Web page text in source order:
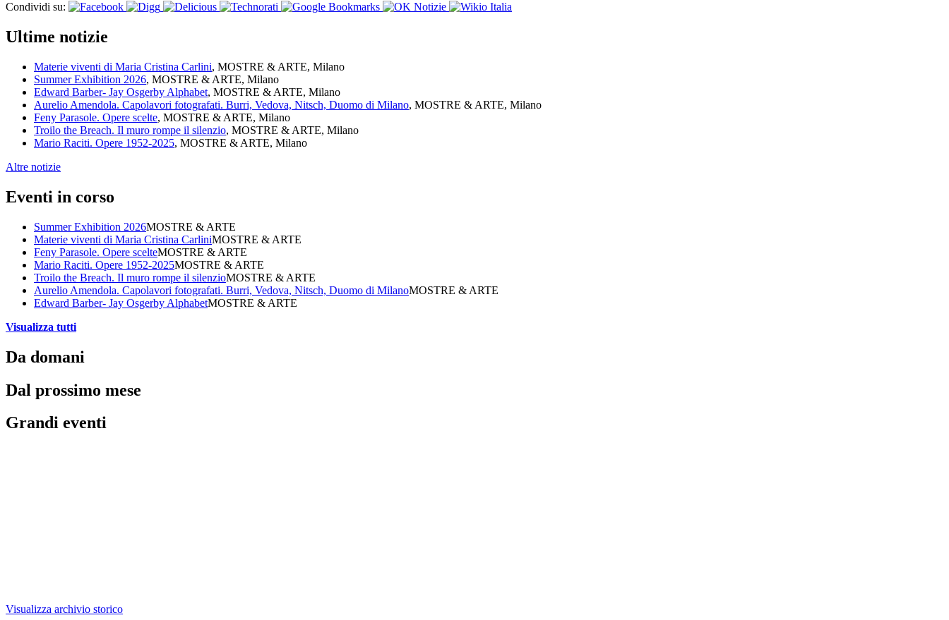
Condividi su:
Ultime notizie
Materie viventi di Maria Cristina Carlini, MOSTRE & ARTE, Milano
Summer Exhibition 2026, MOSTRE & ARTE, Milano
Edward Barber- Jay Osgerby Alphabet, MOSTRE & ARTE, Milano
Aurelio Amendola. Capolavori fotografati. Burri, Vedova, Nitsch, Duomo di Milano, MOSTRE & ARTE, Milano
Feny Parasole. Opere scelte, MOSTRE & ARTE, Milano
Troilo the Breach. Il muro rompe il silenzio, MOSTRE & ARTE, Milano
Mario Raciti. Opere 1952-2025, MOSTRE & ARTE, Milano
Altre notizie
Eventi in corso
Summer Exhibition 2026MOSTRE & ARTE
Materie viventi di Maria Cristina CarliniMOSTRE & ARTE
Feny Parasole. Opere scelteMOSTRE & ARTE
Mario Raciti. Opere 1952-2025MOSTRE & ARTE
Troilo the Breach. Il muro rompe il silenzioMOSTRE & ARTE
Aurelio Amendola. Capolavori fotografati. Burri, Vedova, Nitsch, Duomo di MilanoMOSTRE & ARTE
Edward Barber- Jay Osgerby AlphabetMOSTRE & ARTE
Visualizza tutti
Da domani
Dal prossimo mese
Grandi eventi
Visualizza archivio storico